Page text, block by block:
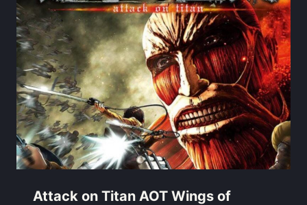
Attack on Titan AOT Wings of